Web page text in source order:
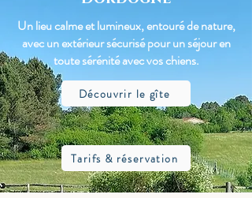
Un lieu calme et lumineux, entouré de nature,
avec un extérieur sécurisé pour un séjour en
toute sérénité avec vos chiens.
Découvrir le gîte
Tarifs & réservation